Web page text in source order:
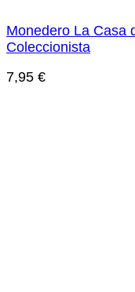
Monedero La Casa
Coleccionista
7,95 €